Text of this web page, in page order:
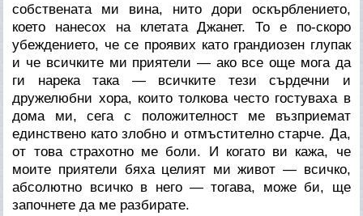
собствената ми вина, нито дори оскърблението,
което нанесох на клетата Джанет. То е по-скоро
убеждението, че се проявих като грандиозен глупак
и че всичките ми приятели — ако все още мога да
ги нарека така — всичките тези сърдечни и
дружелюбни хора, които толкова често гостуваха в
дома ми, сега с положителност ме възприемат
единствено като злобно и отмъстително старче. Да,
от това страхотно ме боли. И когато ви кажа, че
моите приятели бяха целият ми живот — всичко,
абсолютно всичко в него — тогава, може би, ще
започнете да ме разбирате.